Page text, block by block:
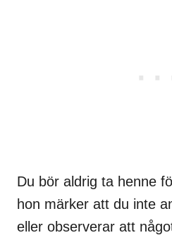
Du bör aldrig ta henne
hon märker att du inte
eller observerar att